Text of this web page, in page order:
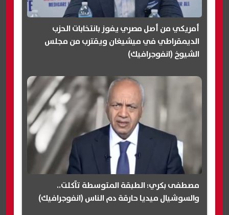
أمريكي من أصل مصري يفوز بانتخابات الحزب
الديمقراطي في ميشيغان ويقترب من مجلس
الشيوخ (انفوجرافيك)
مصطفى بكري: الطبقة المتوسطة تآكلت..
والسوشيال ميديا حارقة دم الناس (انفوجرافيك)